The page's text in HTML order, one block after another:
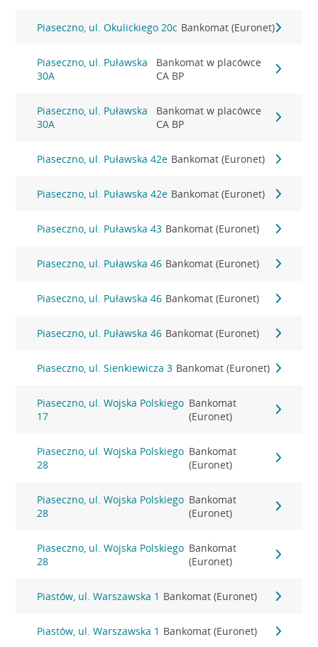
Piaseczno, ul. Okulickiego 20c Bankomat (Euronet)
Piaseczno, ul. Puławska
30A
Bankomat w placówce
CA BP
Piaseczno, ul. Puławska
30A
Bankomat w placówce
CA BP
Piaseczno, ul. Puławska 42e Bankomat (Euronet)
Piaseczno, ul. Puławska 42e Bankomat (Euronet)
Piaseczno, ul. Puławska 43 Bankomat (Euronet)
Piaseczno, ul. Puławska 46 Bankomat (Euronet)
Piaseczno, ul. Puławska 46 Bankomat (Euronet)
Piaseczno, ul. Puławska 46 Bankomat (Euronet)
Piaseczno, ul. Sienkiewicza 3 Bankomat (Euronet)
Piaseczno, ul. Wojska Polskiego
17
Bankomat
(Euronet)
Piaseczno, ul. Wojska Polskiego
28
Bankomat
(Euronet)
Piaseczno, ul. Wojska Polskiego
28
Bankomat
(Euronet)
Piaseczno, ul. Wojska Polskiego
28
Bankomat
(Euronet)
Piastów, ul. Warszawska 1 Bankomat (Euronet)
Piastów, ul. Warszawska 1 Bankomat (Euronet)